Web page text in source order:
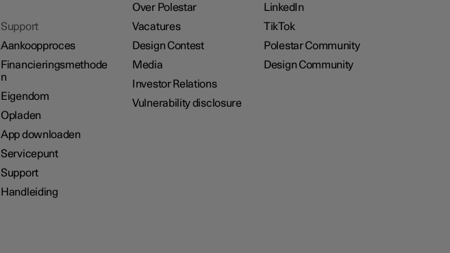
Support
Aankoopproces
Financieringsmethode
n
Eigendom
Opladen
App downloaden
Servicepunt
Support
Handleiding
Over Polestar
Vacatures
Design Contest
Media
Investor Relations
Vulnerability disclosure
LinkedIn
TikTok
Polestar Community
Design Community